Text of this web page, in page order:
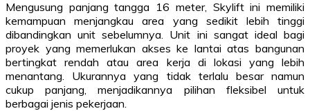
Mengusung panjang tangga 16 meter, Skylift ini memiliki
kemampuan menjangkau area yang sedikit lebih tinggi
dibandingkan unit sebelumnya. Unit ini sangat ideal bagi
proyek yang memerlukan akses ke lantai atas bangunan
bertingkat rendah atau area kerja di lokasi yang lebih
menantang. Ukurannya yang tidak terlalu besar namun
cukup panjang, menjadikannya pilihan fleksibel untuk
berbagai jenis pekerjaan.